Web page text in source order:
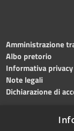
Amministrazione
Albo pretorio
Informativa privacy
Note legali
Dichiarazione di